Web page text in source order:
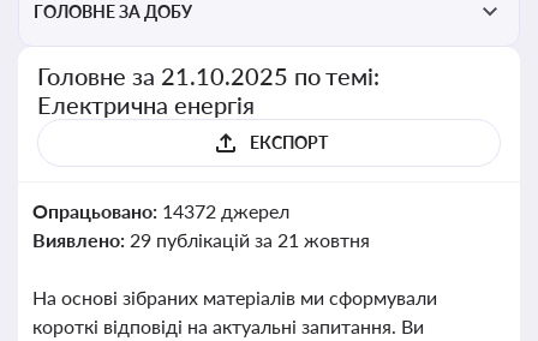
ГОЛОВНЕ ЗА ДОБУ
Головне за 21.10.2025 по темі:
Електрична енергія
ЕКСПОРТ
Опрацьовано: 14372 джерел
Виявлено: 29 публікацій за 21 жовтня
На основі зібраних матеріалів ми сформували
короткі відповіді на актуальні запитання. Ви